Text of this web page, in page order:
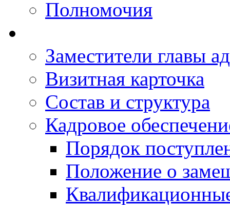
Полномочия
Заместители главы
Визитная карточка
Состав и структура
Кадровое
Порядок
Положение о